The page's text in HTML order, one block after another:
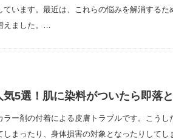
います。最近は、これらの悩みを解消するた
えました。…
5選！肌に染料がついたら即落と
ー剤の付着による皮膚トラブルです。こうし
まったり、身体損害の対象となったりしてし